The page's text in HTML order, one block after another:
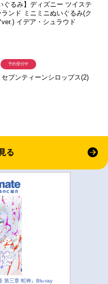
ぐるみ】ディズニー ツイステ
ンド ミニミニぬいぐるみ(ク
イデア・シュラウド
セブンティーンシロップス(2)
予約受付中
る
第三章 蛇神』Blu-ray